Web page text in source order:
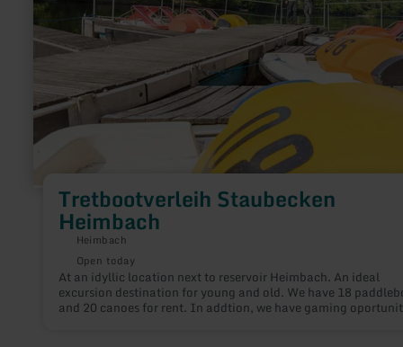
Tretbootverleih Staubecken
Heimbach
Heimbach
Open today
At an idyllic location next to reservoir Heimbach. An ideal
excursion destination for young and old. We have 18
and 20 canoes for rent. In addtion, we have gaming